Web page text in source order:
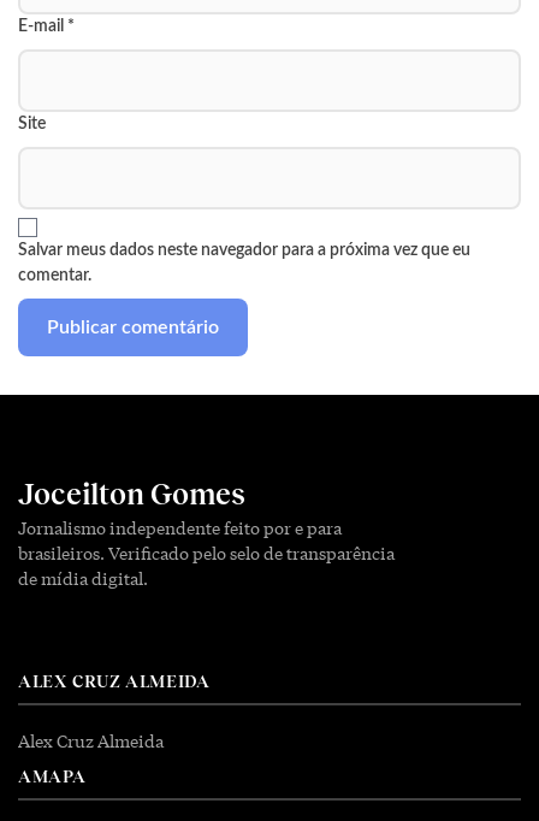
E-mail *
Site
Salvar meus dados neste navegador para a próxima vez que eu
comentar.
Joceilton Gomes
Jornalismo independente feito por e para
brasileiros. Verificado pelo selo de transparência
de mídia digital.
ALEX CRUZ ALMEIDA
Alex Cruz Almeida
AMAPA